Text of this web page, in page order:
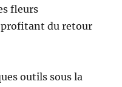
fleurs
profitant du retour
outils sous la